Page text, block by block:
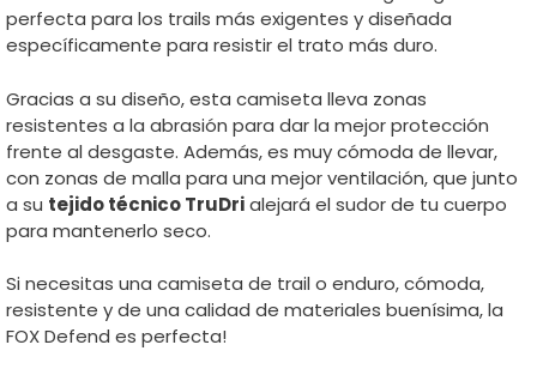
perfecta para los trails más exigentes y diseñada
específicamente para resistir el trato más duro.
Gracias a su diseño, esta camiseta lleva zonas
resistentes a la abrasión para dar la mejor protección
frente al desgaste. Además, es muy cómoda de llevar,
con zonas de malla para una mejor ventilación, que junto
a su tejido técnico TruDrialejará el sudor de tu cuerpo
para mantenerlo seco.
Si necesitas una camiseta de trail o enduro, cómoda,
resistente y de una calidad de materiales buenísima, la
FOX Defend es perfecta!